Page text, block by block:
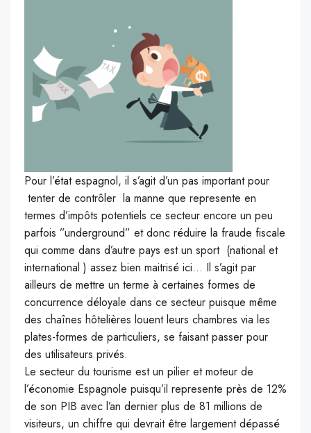
Pour l’état espagnol, il s’agit d’un pas important pour
tenter de contrôler la manne que represente en
termes d’impôts potentiels ce secteur encore un peu
parfois ”underground” et donc réduire la fraude fiscale
qui comme dans d’autre pays est un sport (national et
international ) assez bien maitrisé ici… Il s’agit par
ailleurs de mettre un terme à certaines formes de
concurrence déloyale dans ce secteur puisque même
des chaînes hôtelières louent leurs chambres via les
plates-formes de particuliers, se faisant passer pour
des utilisateurs privés.
Le secteur du tourisme est un pilier et moteur de
l’économie Espagnole puisqu’il represente près de 12%
de son PIB avec l’an dernier plus de 81 millions de
visiteurs, un chiffre qui devrait être largement dépassé